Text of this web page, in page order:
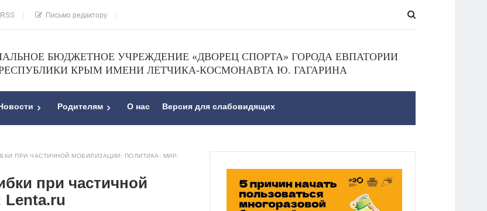
RSS Письмо редактору
БЮДЖЕТНОЕ УЧРЕЖДЕНИЕ «ДВОРЕЦ СПОРТА» ГОРОДА ЕВПАТОРИИ
КРЫМ ИМЕНИ ЛЕТЧИКА-КОСМОНАВТА Ю. ГАГАРИНА
Родителям О нас Версия для слабовидящих
ПРИ ЧАСТИЧНОЙ МОБИЛИЗАЦИИ: ПОЛИТИКА: МИР:
при частичной